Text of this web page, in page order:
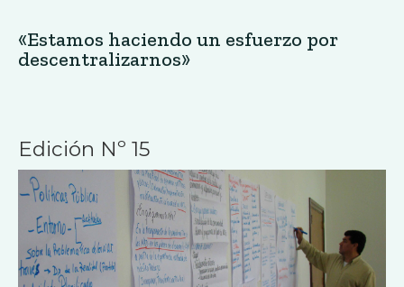
«Estamos haciendo un esfuerzo por
descentralizarnos»
Edición Nº 15